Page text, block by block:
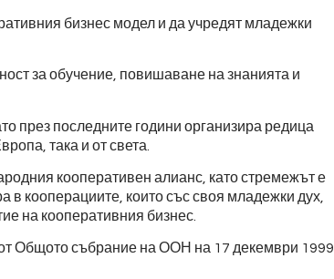
бизнес модел и да учредят младежки
за обучение, повишаване на знанията и
през последните години организира редица
така и от света.
кооперативен алианс, като стремежът е
кооперациите, които със своя младежки дух,
на кооперативния бизнес.
Общото събрание на ООН на 17 декември 1999